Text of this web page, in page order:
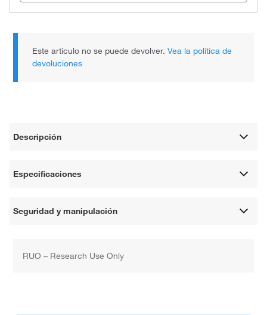
Este artículo no se puede devolver.Vea la política de
devoluciones
Descripción
Especificaciones
Seguridad y manipulación
RUO – Research Use Only